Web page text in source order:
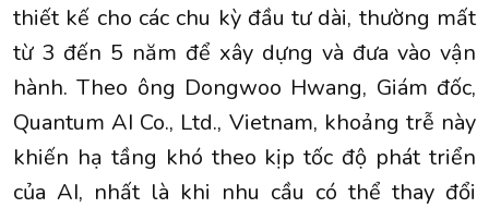
thiết kế cho các chu kỳ đầu tư dài, thường mất
từ 3 đến 5 năm để xây dựng và đưa vào vận
hành. Theo ông Dongwoo Hwang, Giám đốc,
Quantum AI Co., Ltd., Vietnam, khoảng trễ này
khiến hạ tầng khó theo kịp tốc độ phát triển
của AI, nhất là khi nhu cầu có thể thay đổi